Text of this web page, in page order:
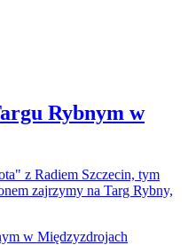
Rybnym w
z Radiem Szczecin, tym
zajrzymy na Targ Rybny,